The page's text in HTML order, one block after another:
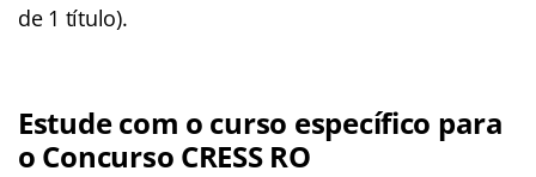
de 1 título).
Estude com o curso específico para
o Concurso CRESS RO